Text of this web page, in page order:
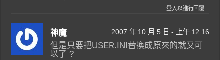
登入以進行回覆
神魔 2007 年 10 月 5 日 - 上午 12:16
但是只要把USER.INI替換成原來的就又可
以了 ?